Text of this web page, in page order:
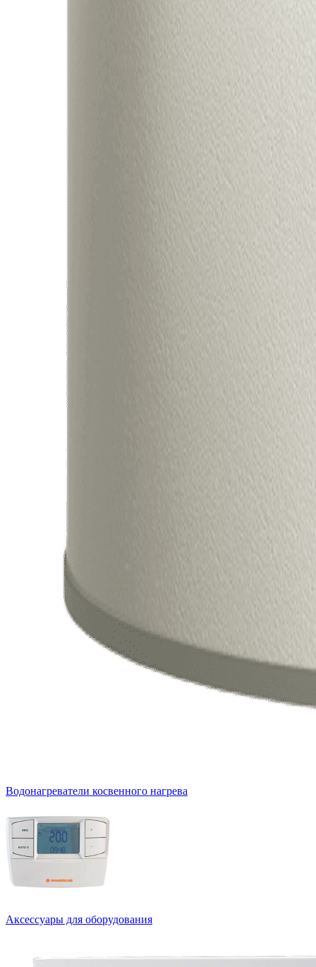
Водонагреватели косвенного нагрева
Аксессуары для оборудования